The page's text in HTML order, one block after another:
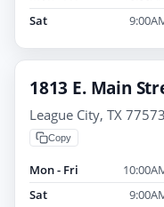
Sat
1813 E. Main
League City, TX 77573
Copy
Mon - Fri
Sat